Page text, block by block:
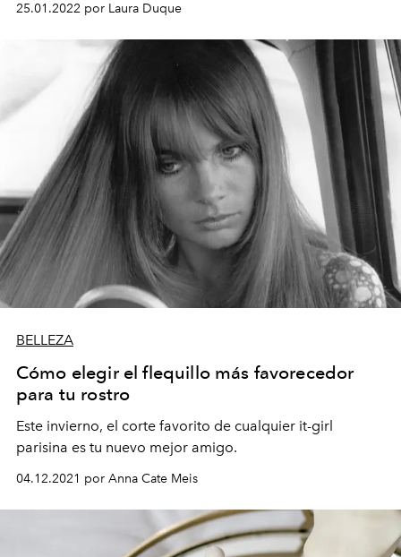
25.01.2022 por Laura Duque
BELLEZA
Cómo elegir el flequillo más favorecedor
para tu rostro
Este invierno, el corte favorito de cualquier it-girl
parisina es tu nuevo mejor amigo.
04.12.2021 por Anna Cate Meis